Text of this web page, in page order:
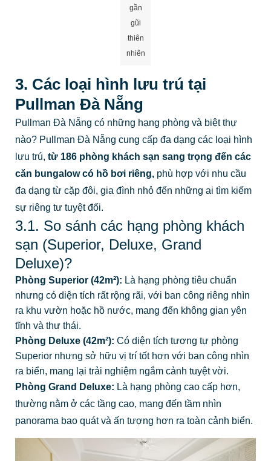
gần
gũi
thiên
nhiên
3. Các loại hình lưu trú tại
Pullman Đà Nẵng
Pullman Đà Nẵng có những hạng phòng và biệt thự
nào? Pullman Đà Nẵng cung cấp đa dạng các loại hình
lưu trú, từ 186 phòng khách sạn sang trọng đến các
căn bungalow có hồ bơi riêng, phù hợp với nhu cầu
đa dạng từ cặp đôi, gia đình nhỏ đến những ai tìm kiếm
sự riêng tư tuyệt đối.
3.1. So sánh các hạng phòng khách
sạn (Superior, Deluxe, Grand
Deluxe)?
Phòng Superior (42m²): Là hạng phòng tiêu chuẩn
nhưng có diện tích rất rộng rãi, với ban công riêng nhìn
ra khu vườn hoặc hồ nước, mang đến không gian yên
tĩnh và thư thái.
Phòng Deluxe (42m²): Có diện tích tương tự phòng
Superior nhưng sở hữu vị trí tốt hơn với ban công nhìn
ra biển, mang lại trải nghiệm ngắm cảnh tuyệt vời.
Phòng Grand Deluxe: Là hạng phòng cao cấp hơn,
thường nằm ở các tầng cao, mang đến tầm nhìn
panorama bao quát và ấn tượng hơn ra toàn cảnh biển.